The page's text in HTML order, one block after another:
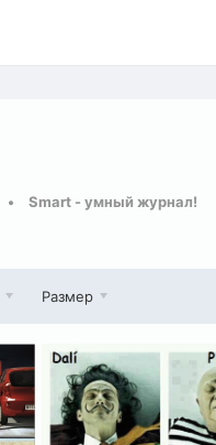
Smart - умный журнал!
Размер